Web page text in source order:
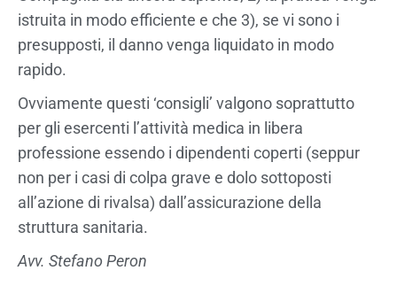
istruita in modo efficiente e che 3), se vi sono i
presupposti, il danno venga liquidato in modo
rapido.
Ovviamente questi ‘consigli’ valgono soprattutto
per gli esercenti l’attività medica in libera
professione essendo i dipendenti coperti (seppur
non per i casi di colpa grave e dolo sottoposti
all’azione di rivalsa) dall’assicurazione della
struttura sanitaria.
Avv. Stefano Peron